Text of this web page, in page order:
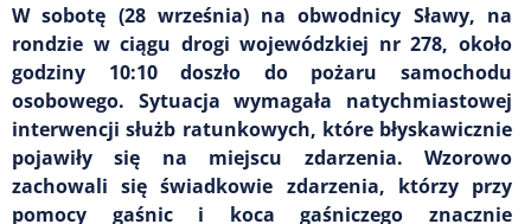
W sobotę (28 września) na obwodnicy Sławy, na
rondzie w ciągu drogi wojewódzkiej nr 278, około
godziny 10:10 doszło do pożaru samochodu
osobowego. Sytuacja wymagała natychmiastowej
interwencji służb ratunkowych, które błyskawicznie
pojawiły się na miejscu zdarzenia. Wzorowo
zachowali się świadkowie zdarzenia, którzy przy
pomocy gaśnic i koca gaśniczego znacznie